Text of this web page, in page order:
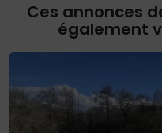
Ces annonces
également